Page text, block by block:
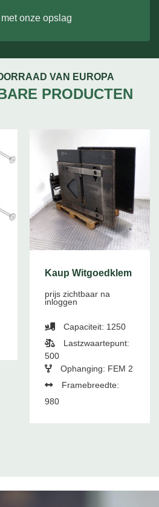
onze opslag
VAN EUROPA
PRODUCTEN
Kaup Witgoedklem
prijs zichtbaar na
inloggen
Capaciteit: 1250
Lastzwaartepunt:
500
Ophanging: FEM 2
Framebreedte:
980